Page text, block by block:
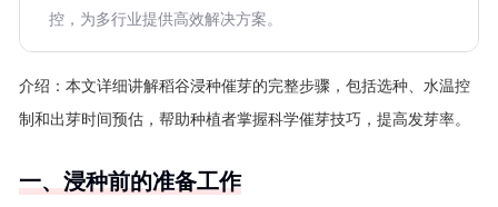
控，为多行业提供高效解决方案。
介绍： 本文详细讲解稻谷浸种催芽的完整步骤，包括选种、水温控
制和出芽时间预估，帮助种植者掌握科学催芽技巧，提高发芽率。
一、浸种前的准备工作